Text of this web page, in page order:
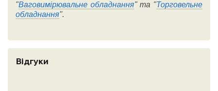
"Ваговимірювальне обладнання" та "Торговельне
обладнання".
Відгуки